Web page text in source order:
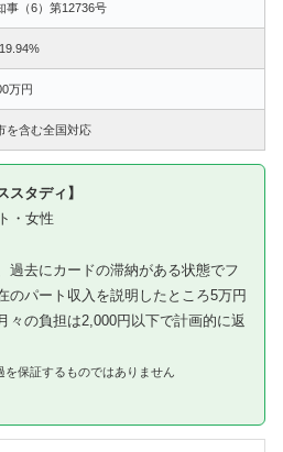
事（6）第12736号
万円
を含む全国対応
スタディ】
・女性
過去にカードの滞納がある状態でフ
のパート収入を説明したところ5万円
々の負担は2,000円以下で計画的に返
保証するものではありません